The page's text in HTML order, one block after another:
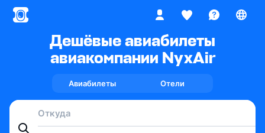
Дешёвые авиабилеты
авиакомпании NyxAir
Авиабилеты Отели